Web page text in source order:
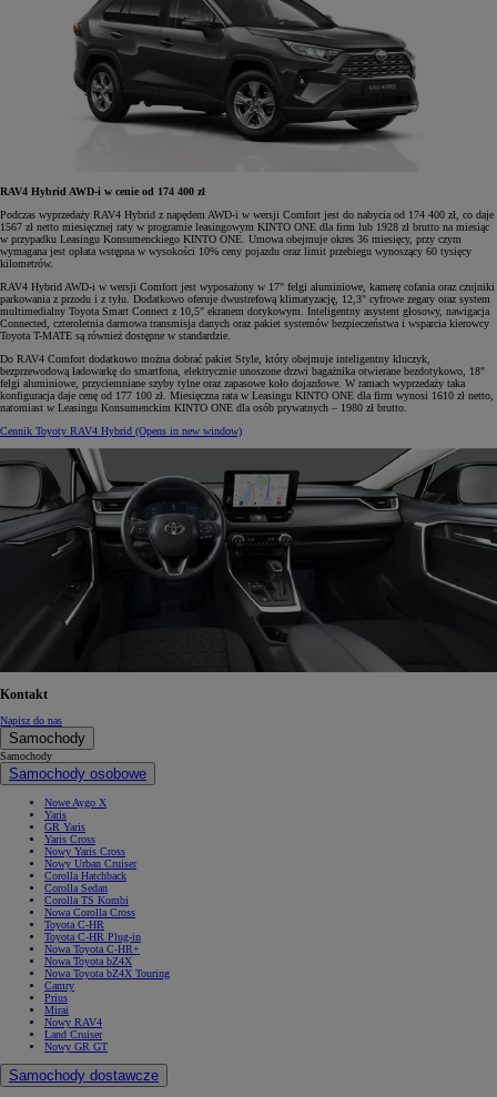
RAV4 Hybrid AWD-i w cenie od 174 400 zł
Podczas wyprzedaży RAV4 Hybrid z napędem AWD-i w wersji Comfort jest do nabycia od 174 400 zł, co daje
1567 zł netto miesięcznej raty w programie leasingowym KINTO ONE dla firm lub 1928 zł brutto na miesiąc
w przypadku Leasingu Konsumenckiego KINTO ONE. Umowa obejmuje okres 36 miesięcy, przy czym
wymagana jest opłata wstępna w wysokości 10% ceny pojazdu oraz limit przebiegu wynoszący 60 tysięcy
kilometrów.
RAV4 Hybrid AWD-i w wersji Comfort jest wyposażony w 17" felgi aluminiowe, kamerę cofania oraz czujniki
parkowania z przodu i z tyłu. Dodatkowo oferuje dwustrefową klimatyzację, 12,3" cyfrowe zegary oraz system
multimedialny Toyota Smart Connect z 10,5" ekranem dotykowym. Inteligentny asystent głosowy, nawigacja
Connected, czteroletnia darmowa transmisja danych oraz pakiet systemów bezpieczeństwa i wsparcia kierowcy
Toyota T-MATE są również dostępne w standardzie.
Do RAV4 Comfort dodatkowo można dobrać pakiet Style, który obejmuje inteligentny kluczyk,
bezprzewodową ładowarkę do smartfona, elektrycznie unoszone drzwi bagażnika otwierane bezdotykowo, 18"
felgi aluminiowe, przyciemniane szyby tylne oraz zapasowe koło dojazdowe. W ramach wyprzedaży taka
konfiguracja daje cenę od 177 100 zł. Miesięczna rata w Leasingu KINTO ONE dla firm wynosi 1610 zł netto,
natomiast w Leasingu Konsumenckim KINTO ONE dla osób prywatnych – 1980 zł brutto.
Cennik Toyoty RAV4 Hybrid (Opens in new window)
Kontakt
Napisz do nas
Samochody
Samochody
Samochody osobowe
Nowe Aygo X
Yaris
GR Yaris
Yaris Cross
Nowy Yaris Cross
Nowy Urban Cruiser
Corolla Hatchback
Corolla Sedan
Corolla TS Kombi
Nowa Corolla Cross
Toyota C-HR
Toyota C-HR Plug-in
Nowa Toyota C-HR+
Nowa Toyota bZ4X
Nowa Toyota bZ4X Touring
Camry
Prius
Mirai
Nowy RAV4
Land Cruiser
Nowy GR GT
Samochody dostawcze